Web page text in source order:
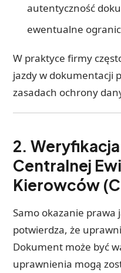
autentyczność
ewentualne
W praktyce firmy
jazdy w dokumentacji
zasadach ochrony
2.
Centralnej
Kierowców
Samo okazanie prawa
potwierdza, że
Dokument może być
uprawnienia mogą